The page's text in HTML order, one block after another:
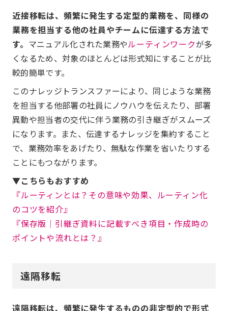
近接移転は、頻繁に発生する定型的業務を、同様の
業務を担当する他の社員やチームに伝達する方法で
す。 マニュアル化された業務やルーティンワークが多
くなるため、対象のほとんどは形式知にすることが比
較的簡単です。
このナレッジトランスファーにより、同じような業務
を担当する他部署の社員にノウハウを伝えたり、部署
異動や担当者の交代に伴う業務の引き継ぎがスムーズ
になります。また、伝達するナレッジを集約すること
で、業務効率をあげたり、無駄な作業を省いたりする
ことにもつながります。
▼こちらもおすすめ
『ルーティンとは？その意味や効果、ルーティン化
のコツを紹介』
『保存版│引継ぎ資料に記載すべき項目・作成時の
ポイントや流れとは？』
遠隔移転
遠隔移転は、頻繁に発生するものの非定型的で形式